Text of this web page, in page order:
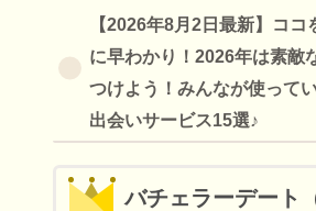
【2026年8月2日最新】ココ
に早わかり！2026年は素敵
つけよう！みんなが使って
出会いサービス15選♪
バチェラーデート